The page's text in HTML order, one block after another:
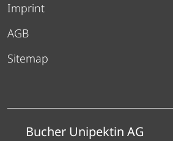
Imprint
AGB
Sitemap
Bucher Unipektin AG